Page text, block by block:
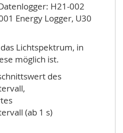
H21-002
Energy Logger, U30
Lichtspektrum, in
möglich ist.
des
(ab 1 s)